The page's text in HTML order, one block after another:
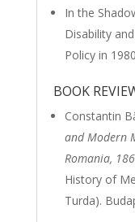
In the
Disability
Policy in
BOOK
Constantin
and Modern
Romania,
History of
Turda).